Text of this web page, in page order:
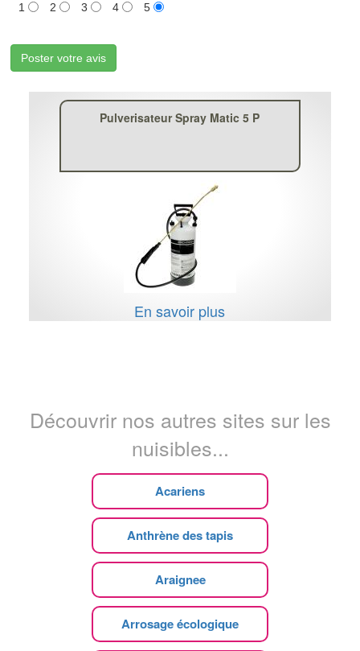
1 2 3 4 5
Poster votre avis
Pulverisateur Spray Matic 5 P
En savoir plus
Découvrir nos autres sites sur les
nuisibles...
Acariens
Anthrène des tapis
Araignee
Arrosage écologique